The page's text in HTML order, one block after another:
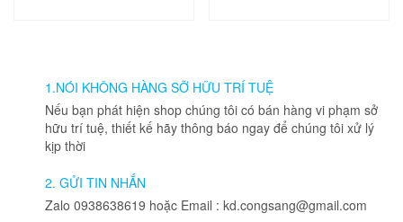
biến
thể.
Các
thể
1.NÓI KHÔNG HÀNG SỠ HỮU TRÍ TUỆ
Nếu bạn phát hiện shop chúng tôi có bán hàng vi phạm sở
hữu trí tuệ, thiết kế hãy thông báo ngay để chúng tôi xử lý
kịp thời
2. GỬI TIN NHẮN
Zalo 0938638619 hoặc Email : kd.congsang@gmail.com